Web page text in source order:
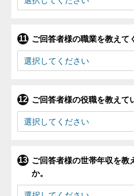
ご回答者様の職業を教えて
ご回答者様の役職を教えて
ご回答者様の世帯年収を教
か。